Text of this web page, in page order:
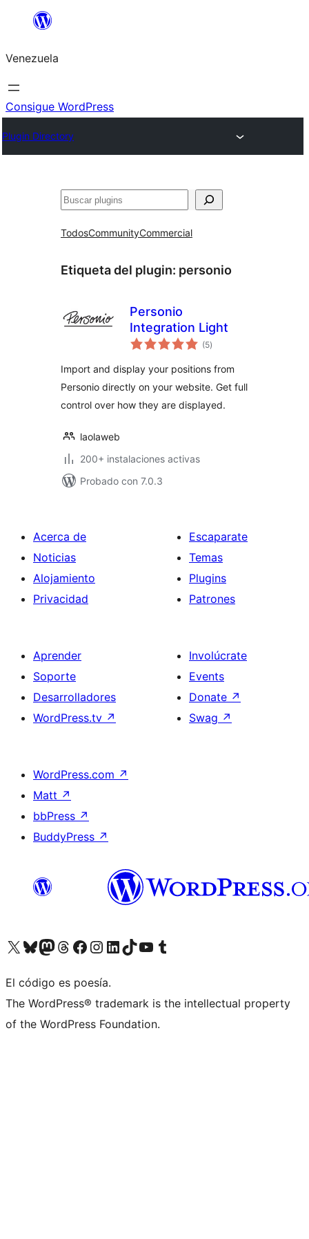
Saltar
contenido
Venezuela
Consigue WordPress
Plugin Directory
Buscar
TodosCommunityCommercial
Etiqueta del plugin: personio
Personio
Integration Light
(5total
de
)
Import and display your positions from
Personio directly on your website. Get full
control over how they are displayed.
laolaweb
200+ instalaciones activas
Probado con 7.0.3
Acerca de
Noticias
Alojamiento
Privacidad
Escaparate
Temas
Plugins
Patrones
Aprender
Soporte
Desarrolladores
WordPress.tv ↗
Involúcrate
Events
Donate ↗
Swag ↗
WordPress.com ↗
Matt ↗
bbPress ↗
BuddyPress ↗
Visit our X (formerly Twitter) account
Visit our Bluesky account
Visit our Mastodon account
Visit our Threads account
Visita nuestra página de Facebook
Visita nuestra cuenta de Instagram
Visita nuestra cuenta de LinkedIn
Visit our TikTok account
Visita nuestro canal de YouTube
Visit our Tumblr account
El código es poesía.
The WordPress® trademark is the intellectual property
of the WordPress Foundation.